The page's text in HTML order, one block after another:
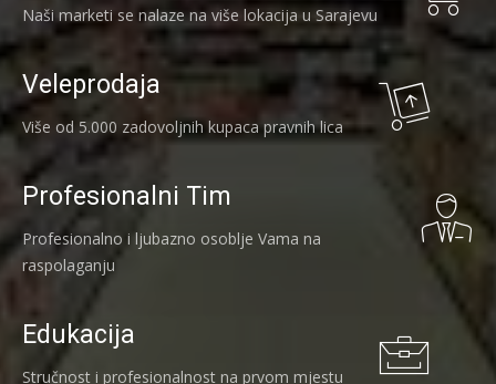
Naši marketi se nalaze na više lokacija u Sarajevu
Veleprodaja
Više od 5.000 zadovoljnih kupaca pravnih lica
Profesionalni Tim
Profesionalno i ljubazno osoblje Vama na
raspolaganju
Edukacija
Stručnost i profesionalnost na prvom mjestu